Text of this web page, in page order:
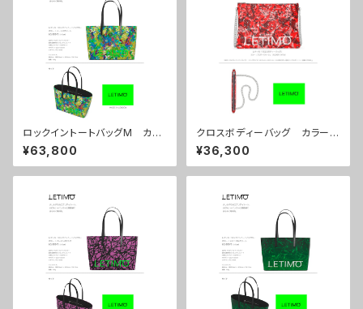
ロックイントートバッグM カラ
ー/リーフスグリーン ■配送ま
で約１か月
¥63,800
クロスボディーバッグ カラー/
プロポーズルージュ ■配送ま
で約１か月
¥36,300